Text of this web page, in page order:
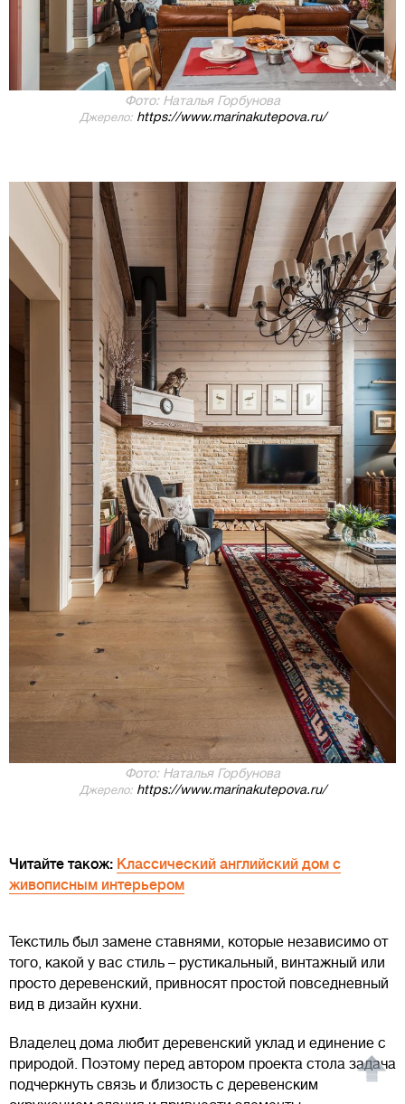
Фото: Наталья Горбунова
Джерело:https://www.marinakutepova.ru/
Фото: Наталья Горбунова
Джерело:https://www.marinakutepova.ru/
Читайте також: Классический английский дом с
живописным интерьером
Текстиль был замене ставнями, которые независимо от
того, какой у вас стиль – рустикальный, винтажный или
просто деревенский, привносят простой повседневный
вид в дизайн кухни.
Владелец дома любит деревенский уклад и единение с
природой. Поэтому перед автором проекта стола задача
подчеркнуть связь и близость с деревенским